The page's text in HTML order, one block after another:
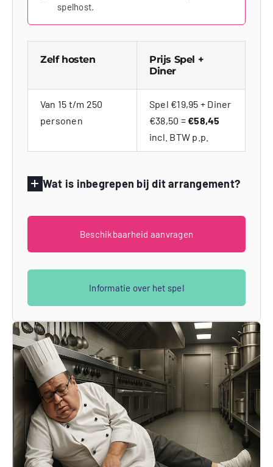
spelhost.
Zelf hosten
Prijs Spel +
Diner
Van 15 t/m 250
personen
Spel €19,95 + Diner
€38,50 =€58,45
incl. BTW p.p.
Wat is inbegrepen bij dit arrangement?
Beschikbaarheid aanvragen
Informatie over het spel